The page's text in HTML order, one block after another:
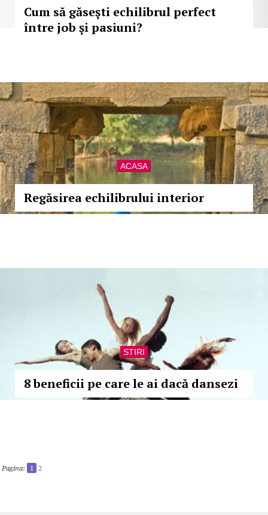
Cum să găseşti echilibrul perfect
între job şi pasiuni?
ACASA
Regăsirea echilibrului interior
STIRI
8 beneficii pe care le ai dacă dansezi
Pagina: 1 2